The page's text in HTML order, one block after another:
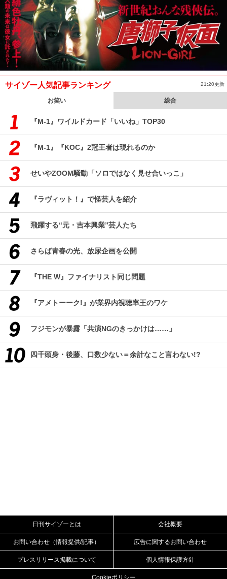
サイゾー人気記事ランキング 21:20更新
お笑い 総合
『M-1』ワイルドカード「いいね」TOP30
『M-1』『KOC』2冠王者は現れるのか
せいやZOOM騒動「ソロではなく見せ合いっこ」
『ラヴィット！』で怪芸人を紹介
飛躍する“元・吉本興業”芸人たち
さらば青春の光、放尿企画を公開
『THE W』ファイナリスト同じ問題
『アメトーーク!』が業界内視聴率王のワケ
フジモンが暴露「共演NGのきっかけは……」
四千頭身・後藤、口数少ない＝余計なこと言わない!?
日刊サイゾーとは 会社概要
お問い合わせ（情報提供/記事） 広告に関するお問い合わせ
プレスリリース掲載について 個人情報保護方針
Cookieポリシー